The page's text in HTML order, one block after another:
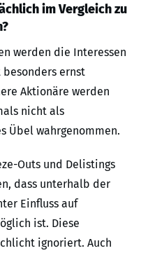
im Vergleich zu
werden die Interessen
ernst
Aktionäre werden
nicht als
Übel wahrgenommen.
Outs und Delistings
dass unterhalb der
Einfluss auf
ist. Diese
ignoriert. Auch